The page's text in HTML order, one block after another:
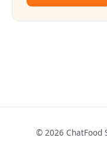
© 2026 ChatFood